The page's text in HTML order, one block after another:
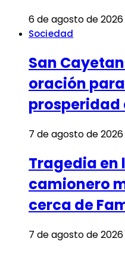
6 de agosto de 2026
Sociedad
San
oración
prosperidad
7 de agosto de 2026
Tragedia en
camionero
cerca de
7 de agosto de 2026